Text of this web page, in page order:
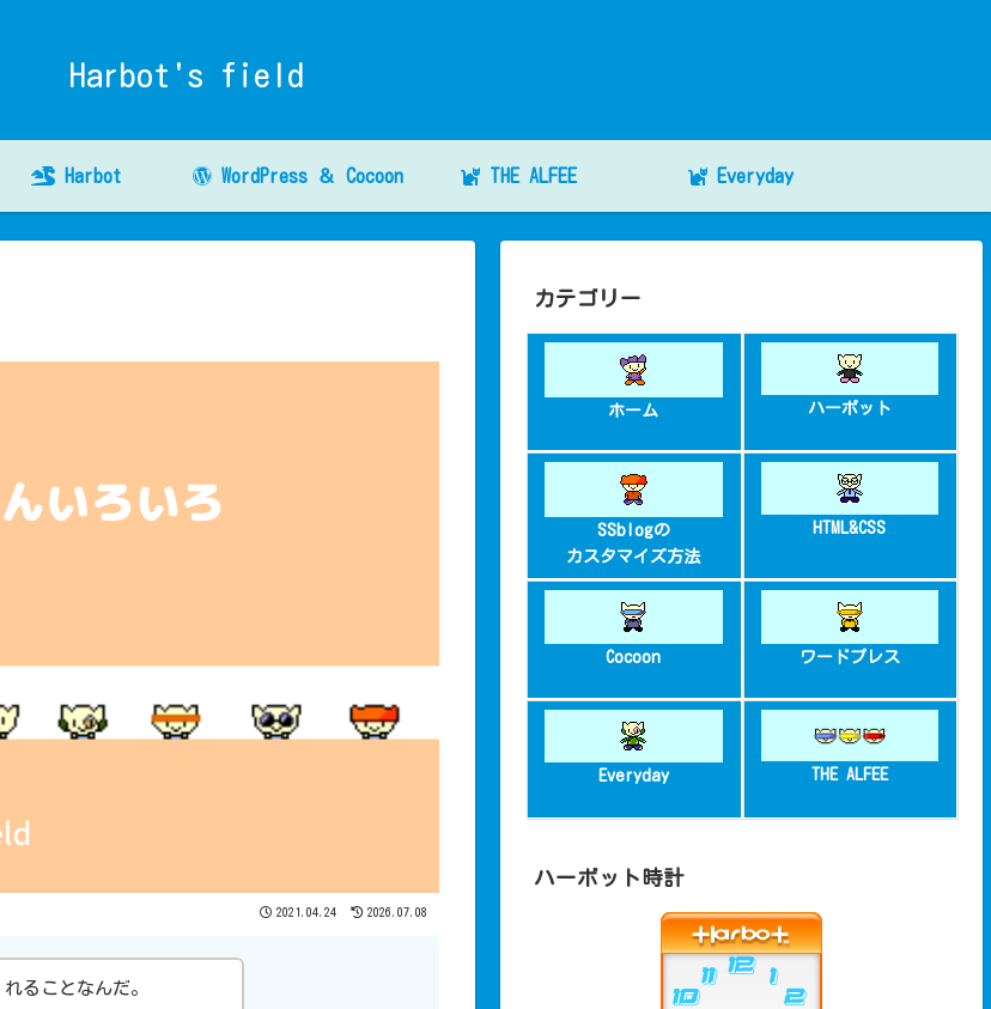
Harbot's field
Harbot WordPress ＆ Cocoon THE ALFEE Everyday
2021.04.24 2026.07.08
ることなんだ。
カテゴリー
ホーム ハーボット
SSblogの
カスタマイズ方法
HTML&CSS
Cocoon ワードプレス
Everyday THE ALFEE
ハーボット時計